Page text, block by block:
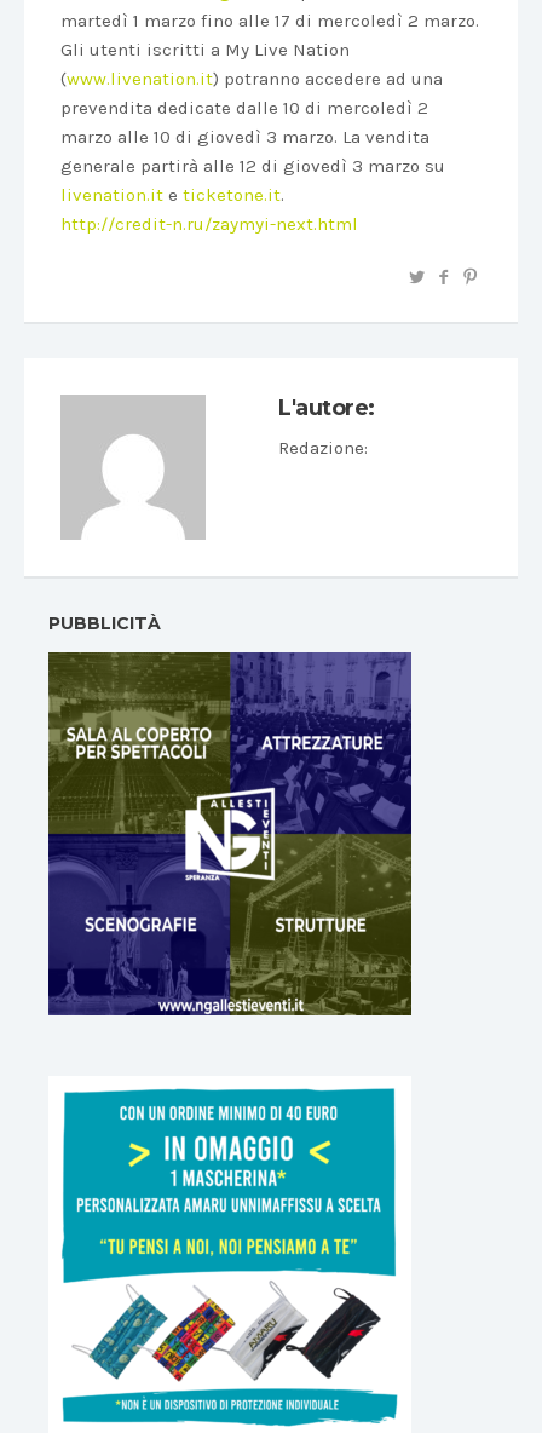
martedì 1 marzo fino alle 17 di mercoledì 2 marzo.
Gli utenti iscritti a My Live Nation
(www.livenation.it) potranno accedere ad una
prevendita dedicate dalle 10 di mercoledì 2
marzo alle 10 di giovedì 3 marzo. La vendita
generale partirà alle 12 di giovedì 3 marzo su
livenation.it e ticketone.it.
http://credit-n.ru/zaymyi-next.html
L'autore:
Redazione:
PUBBLICITÀ